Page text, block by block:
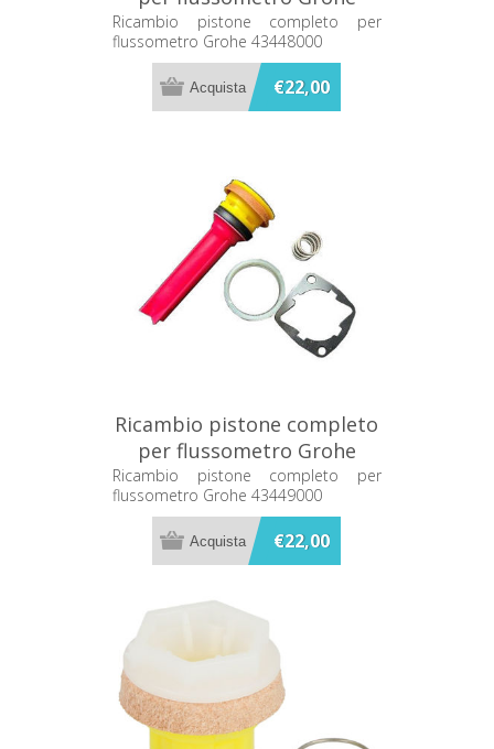
43448000
Ricambio pistone completo per
flussometro Grohe 43448000
€22,00
Ricambio pistone completo
per flussometro Grohe
43449000
Ricambio pistone completo per
flussometro Grohe 43449000
€22,00